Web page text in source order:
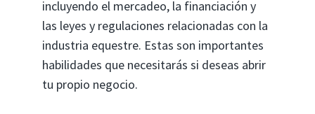
incluyendo el mercadeo, la financiación y
las leyes y regulaciones relacionadas con la
industria equestre. Estas son importantes
habilidades que necesitarás si deseas abrir
tu propio negocio.